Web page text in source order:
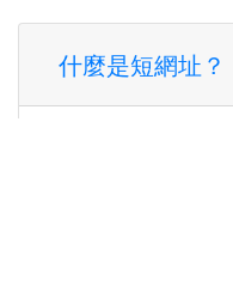
什麼是短網址？